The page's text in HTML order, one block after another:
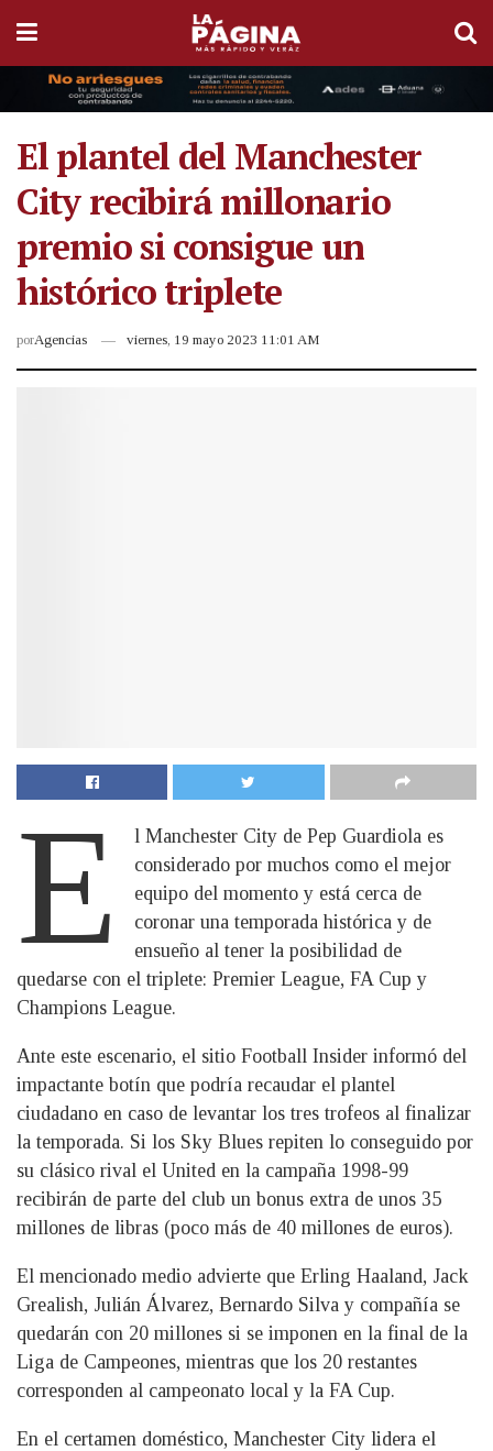
El plantel del Manchester
City recibirá millonario
premio si consigue un
histórico triplete
porAgencias viernes, 19 mayo 2023 11:01 AM
E
l Manchester City de Pep Guardiola es
considerado por muchos como el mejor
equipo del momento y está cerca de
coronar una temporada histórica y de
ensueño al tener la posibilidad de
quedarse con el triplete: Premier League, FA Cup y
Champions League.
Ante este escenario, el sitio Football Insider informó del
impactante botín que podría recaudar el plantel
ciudadano en caso de levantar los tres trofeos al finalizar
la temporada. Si los Sky Blues repiten lo conseguido por
su clásico rival el United en la campaña 1998-99
recibirán de parte del club un bonus extra de unos 35
millones de libras (poco más de 40 millones de euros).
El mencionado medio advierte que Erling Haaland, Jack
Grealish, Julián Álvarez, Bernardo Silva y compañía se
quedarán con 20 millones si se imponen en la final de la
Liga de Campeones, mientras que los 20 restantes
corresponden al campeonato local y la FA Cup.
En el certamen doméstico, Manchester City lidera el